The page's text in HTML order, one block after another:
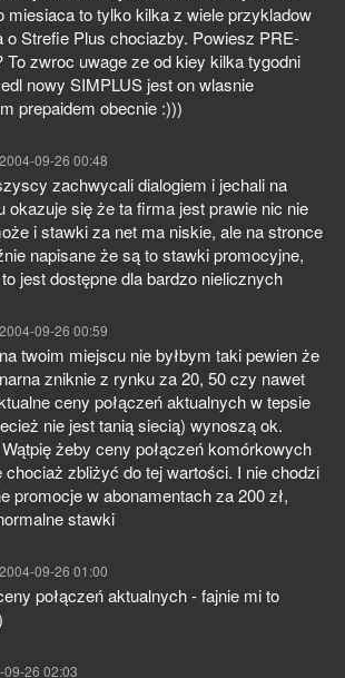
miesiaca to tylko kilka z wiele przykladow
o Strefie Plus chociazby. Powiesz PRE-
To zwroc uwage ze od kiey kilka tygodni
nowy SIMPLUS jest on wlasnie
prepaidem obecnie :)))
2004-09-26 00:48
zachwycali dialogiem i jechali na
okazuje się że ta firma jest prawie nic nie
i stawki za net ma niskie, ale na stronce
napisane że są to stawki promocyjne,
jest dostępne dla bardzo nielicznych
2004-09-26 00:59
twoim miejscu nie byłbym taki pewien że
zniknie z rynku za 20, 50 czy nawet
ceny połączeń aktualnych w tepsie
nie jest tanią siecią) wynoszą ok.
żeby ceny połączeń komórkowych
chociaż zbliżyć do tej wartości. I nie chodzi
promocje w abonamentach za 200 zł,
stawki
2004-09-26 01:00
połączeń aktualnych - fajnie mi to
09-26 02:03